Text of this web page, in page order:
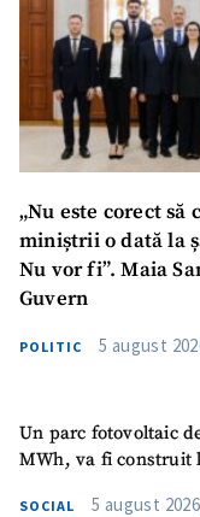
„Nu este corect să
miniștrii o dată la
Nu vor fi”. Maia
Guvern
POLITIC 5 august
Un parc fotovoltaic
MWh, va fi construit
SOCIAL 5 august